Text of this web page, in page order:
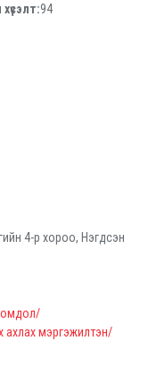
94
4-р хороо, Нэгдсэн
ахлах мэргэжилтэн/